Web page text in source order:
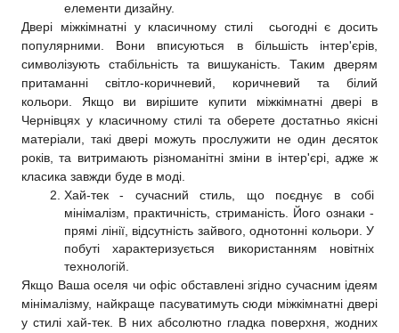
елементи дизайну.
Двері міжкімнатні у класичному стилі  сьогодні є досить
популярними. Вони вписуються в більшість інтер'єрів,
символізують стабільність та вишуканість. Таким дверям
притаманні світло-коричневий, коричневий та білий
кольори. Якщо ви вирішите купити міжкімнатні двері в
Чернівцях у класичному стилі та оберете достатньо якісні
матеріали, такі двері можуть прослужити не один десяток
років, та витримають різноманітні зміни в інтер'єрі, адже ж
класика завжди буде в моді.
Хай-тек - сучасний стиль, що поєднує в собі
мінімалізм, практичність, стриманість. Його ознаки -
прямі лінії, відсутність зайвого, однотонні кольори. У
побуті характеризується використанням новітніх
технологій.
Якщо Ваша оселя чи офіс обставлені згідно сучасним ідеям
мінімалізму, найкраще пасуватимуть сюди міжкімнатні двері
у стилі хай-тек. В них абсолютно гладка поверхня, жодних